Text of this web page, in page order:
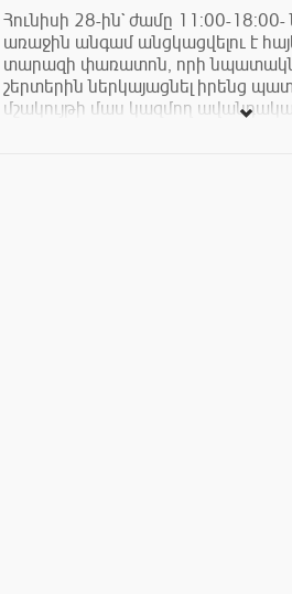
Հունիսի 28-ին` ժամը 11:00-
առաջին անգամ անցկացվելու է
տարազի փառատոն, որի նպատակն
շերտերին ներկայացնել իրենց
մշակույթի մաս կազմող